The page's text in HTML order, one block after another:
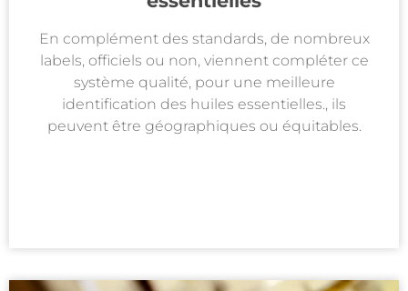
En complément des standards, de nombreux
labels, officiels ou non, viennent compléter ce
système qualité, pour une meilleure
identification des huiles essentielles., ils
peuvent être géographiques ou équitables.